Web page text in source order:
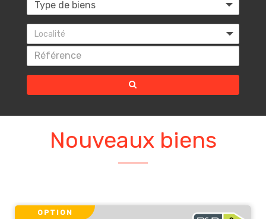
Localité
Nouveaux biens
OPTION